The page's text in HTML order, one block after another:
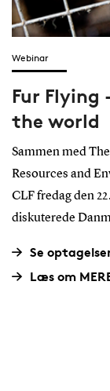
Webinar
Fur Flying
the world
Sammen med
Resources and
CLF fredag den
diskuterede
Se
Læs om